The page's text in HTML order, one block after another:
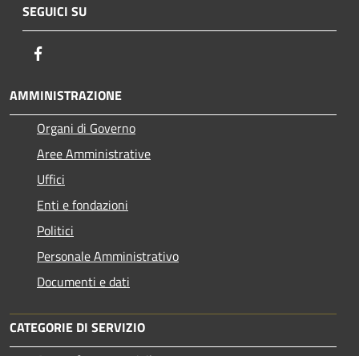
SEGUICI SU
AMMINISTRAZIONE
Organi di Governo
Aree Amministrative
Uffici
Enti e fondazioni
Politici
Personale Amministrativo
Documenti e dati
CATEGORIE DI SERVIZIO